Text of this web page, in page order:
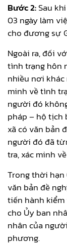
Bước 2:Sau
03 ngày làm
cho đương sự
Ngoài ra, đối
tình trạng hôn
nhiều nơi
minh về tình
người đó
pháp – hộ tịch
xã có văn bản
người đó đã
tra, xác minh
Trong thời hạn
văn bản đề
tiến hành kiểm
cho Ủy ban
nhân của
phương.